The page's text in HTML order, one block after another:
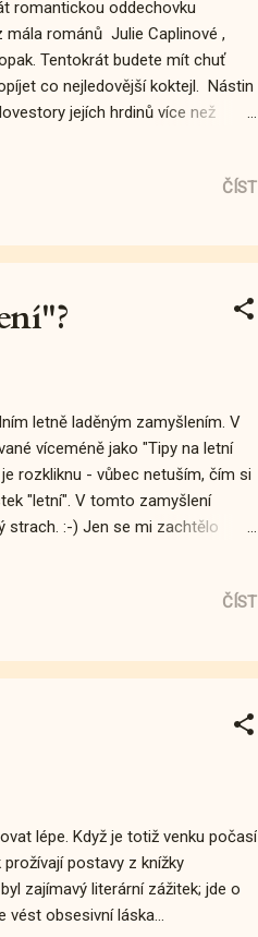
romantickou oddechovku
románů Julie Caplinové ,
Tentokrát budete mít chuť
co nejledovější koktejl. Nástin
jejích hrdinů více než
holka. :-) Fú...
ČÍST
letně laděným zamyšlením. V
víceméně jako "Tipy na letní
rozkliknu - vůbec netuším, čím si
"letní". V tomto zamyšlení
strach. :-) Jen se mi zachtělo
ČÍST
lépe. Když je totiž venku počasí
postavy z knížky
zajímavý literární zážitek; jde o
vést obsesivní láska...